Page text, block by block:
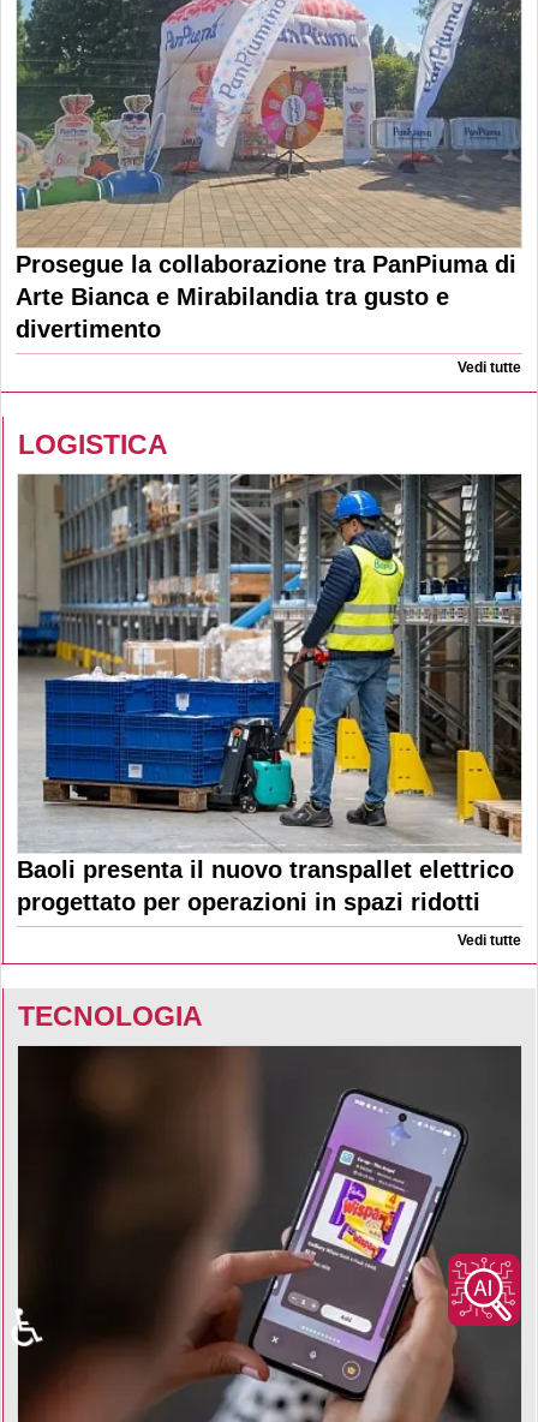
Prosegue la collaborazione tra PanPiuma di
Arte Bianca e Mirabilandia tra gusto e
divertimento
Vedi tutte
LOGISTICA
Baoli presenta il nuovo transpallet elettrico
progettato per operazioni in spazi ridotti
Vedi tutte
TECNOLOGIA